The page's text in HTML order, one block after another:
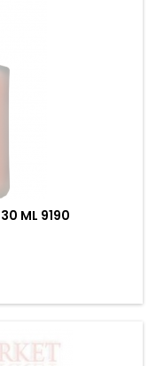
30 ML 9190